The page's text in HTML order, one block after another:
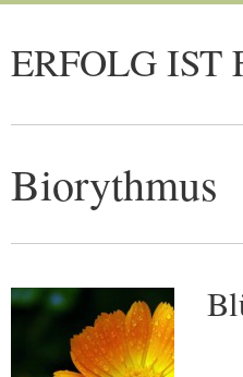
ERFOLG
Biorythmus